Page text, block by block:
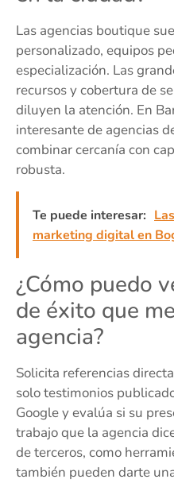
Las agencias boutique
personalizado, equipos
especialización. Las
recursos y cobertura de
diluyen la atención. En
interesante de agencias
combinar cercanía con
robusta.
Te puede interesar:
marketing digital en
¿Cómo puedo
de éxito que
agencia?
Solicita referencias
solo testimonios
Google y evalúa si su
trabajo que la agencia
de terceros, como
también pueden darte